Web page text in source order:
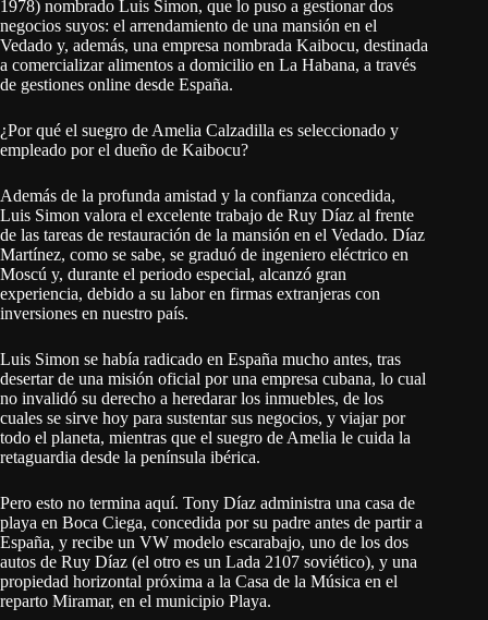
1978) nombrado Luis Simon, que lo puso a gestionar dos
negocios suyos: el arrendamiento de una mansión en el
Vedado y, además, una empresa nombrada Kaibocu, destinada
a comercializar alimentos a domicilio en La Habana, a través
de gestiones online desde España.
¿Por qué el suegro de Amelia Calzadilla es seleccionado y
empleado por el dueño de Kaibocu?
Además de la profunda amistad y la confianza concedida,
Luis Simon valora el excelente trabajo de Ruy Díaz al frente
de las tareas de restauración de la mansión en el Vedado. Díaz
Martínez, como se sabe, se graduó de ingeniero eléctrico en
Moscú y, durante el periodo especial, alcanzó gran
experiencia, debido a su labor en firmas extranjeras con
inversiones en nuestro país.
Luis Simon se había radicado en España mucho antes, tras
desertar de una misión oficial por una empresa cubana, lo cual
no invalidó su derecho a heredarar los inmuebles, de los
cuales se sirve hoy para sustentar sus negocios, y viajar por
todo el planeta, mientras que el suegro de Amelia le cuida la
retaguardia desde la península ibérica.
Pero esto no termina aquí. Tony Díaz administra una casa de
playa en Boca Ciega, concedida por su padre antes de partir a
España, y recibe un VW modelo escarabajo, uno de los dos
autos de Ruy Díaz (el otro es un Lada 2107 soviético), y una
propiedad horizontal próxima a la Casa de la Música en el
reparto Miramar, en el municipio Playa.